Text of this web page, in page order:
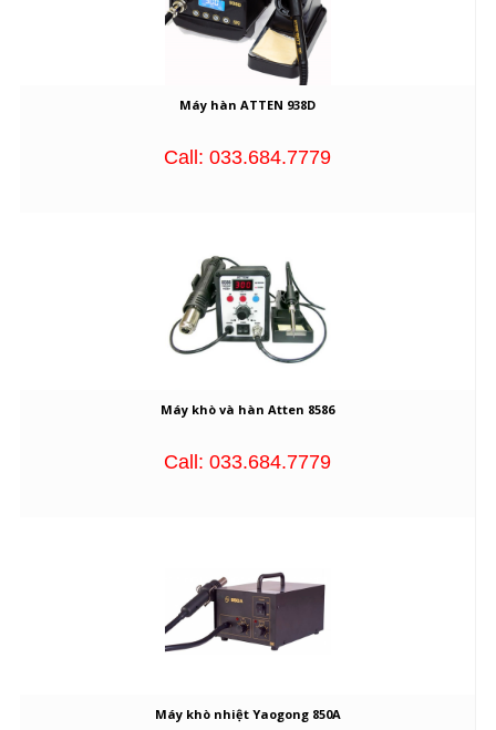
Máy hàn ATTEN 938D
Call: 033.684.7779
Máy khò và hàn Atten 8586
Call: 033.684.7779
Máy khò nhiệt Yaogong 850A